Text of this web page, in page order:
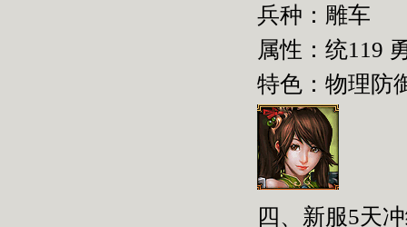
兵种：雕车
属性：统119
特色：物理防
四、新服5天